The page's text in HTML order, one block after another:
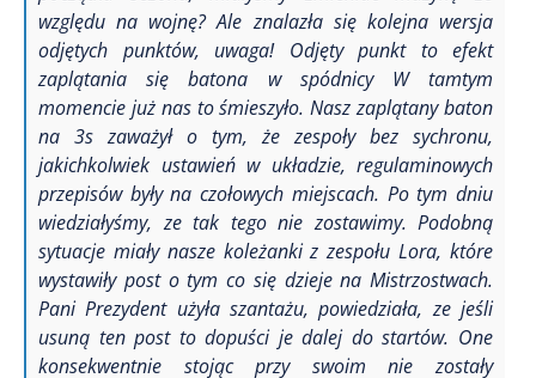
względu na wojnę? Ale znalazła się kolejna wersja
odjętych punktów, uwaga! Odjęty punkt to efekt
zaplątania się batona w spódnicy W tamtym
momencie już nas to śmieszyło. Nasz zaplątany baton
na 3s zaważył o tym, że zespoły bez sychronu,
jakichkolwiek ustawień w układzie, regulaminowych
przepisów były na czołowych miejscach. Po tym dniu
wiedziałyśmy, ze tak tego nie zostawimy. Podobną
sytuacje miały nasze koleżanki z zespołu Lora, które
wystawiły post o tym co się dzieje na Mistrzostwach.
Pani Prezydent użyła szantażu, powiedziała, ze jeśli
usuną ten post to dopuści je dalej do startów. One
konsekwentnie stojąc przy swoim nie zostały